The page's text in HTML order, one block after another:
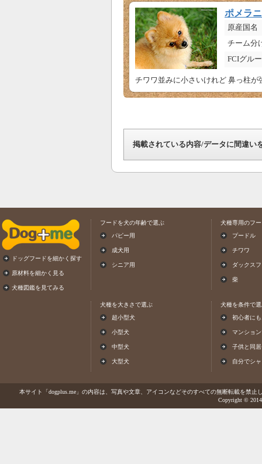
ポメラ
原産国名
チーム分
FCIグル
チワワ並みに小さいけれど 鼻っ柱
掲載されている内容/データに間違い
ドッグフードを細かく探す
原材料を細かく見る
犬種図鑑を見てみる
フードを犬の年齢で選ぶ
パピー用
成犬用
シニア用
犬種専用のフ
プードル
チワワ
ダックス
柴
犬種を大きさで選ぶ
超小型犬
小型犬
中型犬
大型犬
犬種を条件で
初心者に
マンショ
子供と同
自分でシ
本サイト「dogplus.me」の内容は、写真や文章、アイコンなどそのすべての無断転載を禁
Copyright ©